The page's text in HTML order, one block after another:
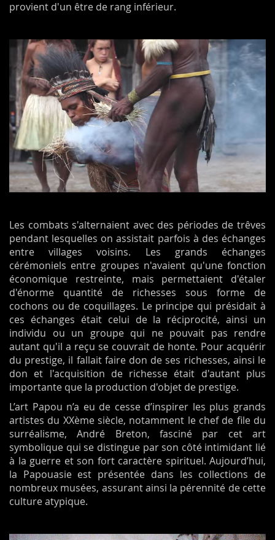
provient d'un être de rang inférieur.
Les combats s'alternaient avec des périodes de trêves
pendant lesquelles on assistait parfois à des échanges
entre villages voisins. Les grands échanges
cérémoniels entre groupes n'avaient qu'une fonction
économique restreinte, mais permettaient d'étaler
d'énorme quantité de richesses sous forme de
cochons ou de coquillages. Le principe qui présidait à
ces échanges étaitcelui de la réciprocité, ainsi un
individu ou un groupe qui ne pouvait pas rendre
autant qu'il a reçu se couvrait de honte. Pour acquérir
du prestige, il fallait faire don de ses richesses, ainsi le
don et l'acquisition de richesse était d'autant plus
importante que la production d'objet de prestige.
L’art Papou n’a eu de cesse d’inspirer les plus grands
artistes du XXème siècle, notamment le chef de file du
surréalisme, André Breton, fasciné par cet art
symbolique qui se distingue par son côté intimidant lié
à la guerre et son fort caractère spirituel. Aujourd’hui,
la Papouasie est présentée dans les collections de
nombreux musées, assurant ainsi la pérennité de cette
culture atypique.